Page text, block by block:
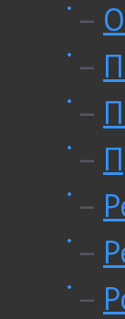
–
–
–
–
–
–
–